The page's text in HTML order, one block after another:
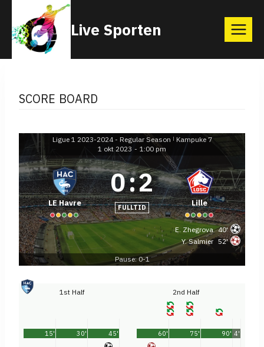
content
Live Sporten
SCORE BOARD
Ligue 1 2023-2024 - Regular Season | Kampuke 7
1 okt 2023 - 1:00 pm
LE Havre
0:2
FULLTID Lille
E. Zhegrova 40'
Y. Salmier 52'
Pause: 0-1
1st Half
45'
15' 30'
2nd Half
90'
60' 75' 4'